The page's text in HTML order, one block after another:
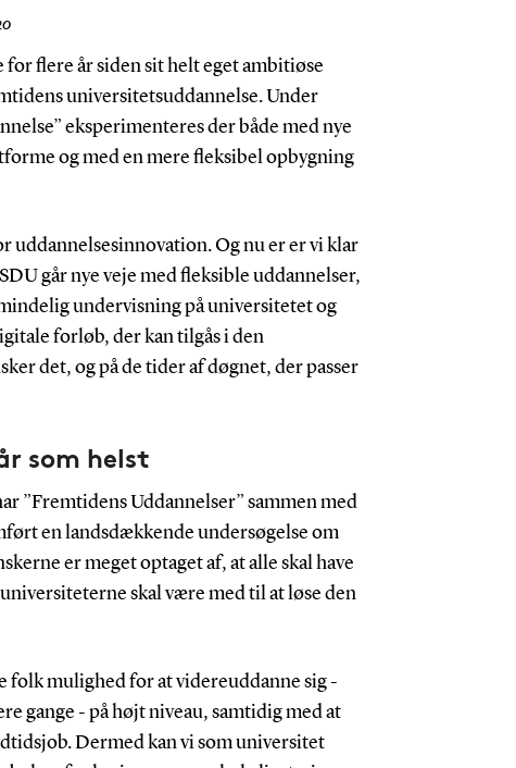
flere år siden sit helt eget ambitiøse
universitetsuddannelse. Under
eksperimenteres der både med nye
og med en mere fleksibel opbygning
uddannelsesinnovation. Og nu er er vi klar
går nye veje med fleksible uddannelser,
undervisning på universitetet og
forløb, der kan tilgås i den
det, og på de tider af døgnet, der passer
som helst
”Fremtidens Uddannelser” sammen med
en landsdækkende undersøgelse om
er meget optaget af, at alle skal have
skal være med til at løse den
folk mulighed for at videreuddanne sig -
gange - på højt niveau, samtidig med at
Dermed kan vi som universitet